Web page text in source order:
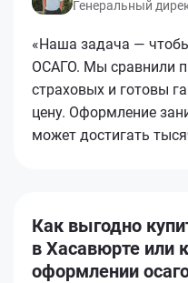
Генеральный
«Наша задача —
ОСАГО. Мы сравнили
страховых и готовы
цену. Оформление
может достигать
Как выгодно
в Хасавюрте или
оформлении